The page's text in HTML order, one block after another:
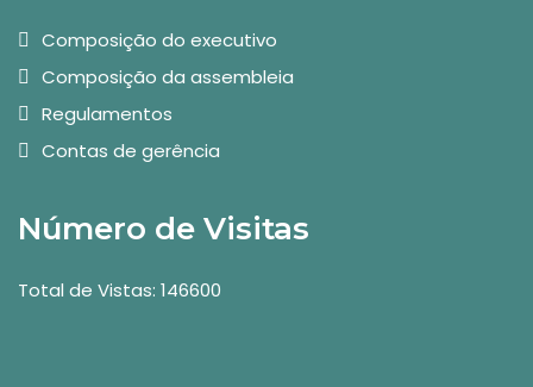
Composição do executivo
Composição da assembleia
Regulamentos
Contas de gerência
Número de Visitas
Total de Vistas: 146600